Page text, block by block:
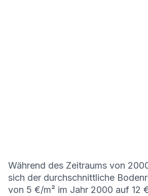
Während des Zeitraums von
sich der durchschnittliche
von 5 €/m² im Jahr 2000 auf 12